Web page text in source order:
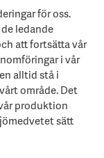
för oss.
ledande
att fortsätta vår
i vår
alltid stå i
område. Det
produktion
sätt